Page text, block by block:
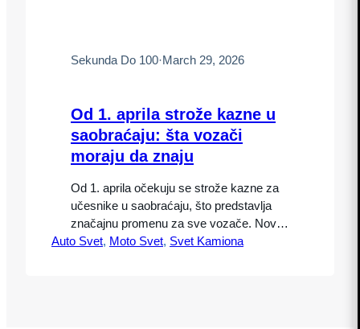
Sekunda Do 100·March 29, 2026
Od 1. aprila strože kazne u
saobraćaju: šta vozači
moraju da znaju
Od 1. aprila očekuju se strože kazne za
učesnike u saobraćaju, što predstavlja
značajnu promenu za sve vozače. Novi
propisi imaju za cilj povećanje
Auto Svet, Moto Svet, Svet Kamiona